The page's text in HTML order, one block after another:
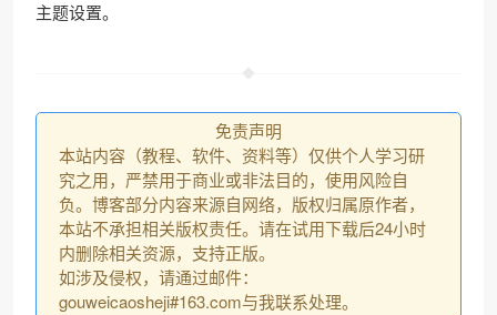
主题设置。
免责声明
本站内容（教程、软件、资料等）仅供个人学习研
究之用，严禁用于商业或非法目的，使用风险自
负。博客部分内容来源自网络，版权归属原作者，
本站不承担相关版权责任。请在试用下载后24小时
内删除相关资源，支持正版。
如涉及侵权，请通过邮件：
gouweicaosheji#163.com与我联系处理。